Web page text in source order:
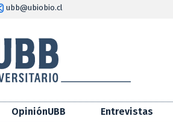
ubb@ubiobio.cl
OpiniónUBB Entrevistas